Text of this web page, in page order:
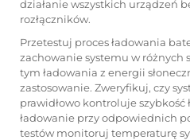
działanie wszystkich urządzeń
rozłączników.
Przetestuj proces ładowania
zachowanie systemu w różnych
tym ładowania z energii
zastosowanie. Zweryfikuj, czy
prawidłowo kontroluje szybkość
ładowanie przy odpowiednich
testów monitoruj temperaturę